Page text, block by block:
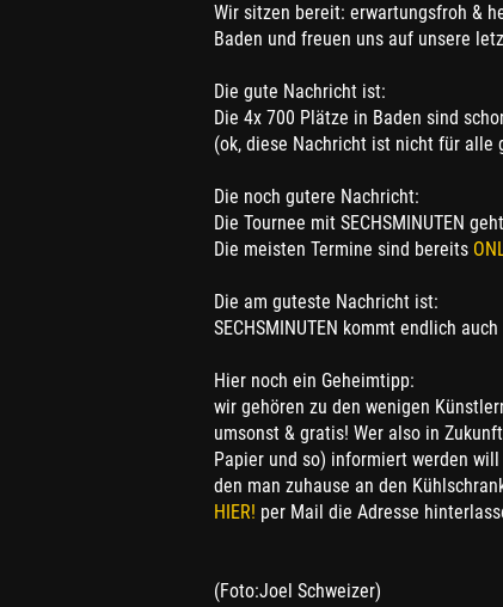
Wir sitzen bereit: erwartungsfroh &
Baden und freuen uns auf unsere
Die gute Nachricht ist:
Die 4x 700 Plätze in Baden sind
(ok, diese Nachricht ist nicht für alle
Die noch gutere Nachricht:
Die Tournee mit SECHSMINUTEN
Die meisten Termine sind bereits
Die am guteste Nachricht ist:
SECHSMINUTEN kommt endlich
Hier noch ein Geheimtipp:
wir gehören zu den wenigen
umsonst & gratis! Wer also in
Papier und so) informiert werden
den man zuhause an den
HIER! per Mail die Adresse
(Foto:Joel Schweizer)